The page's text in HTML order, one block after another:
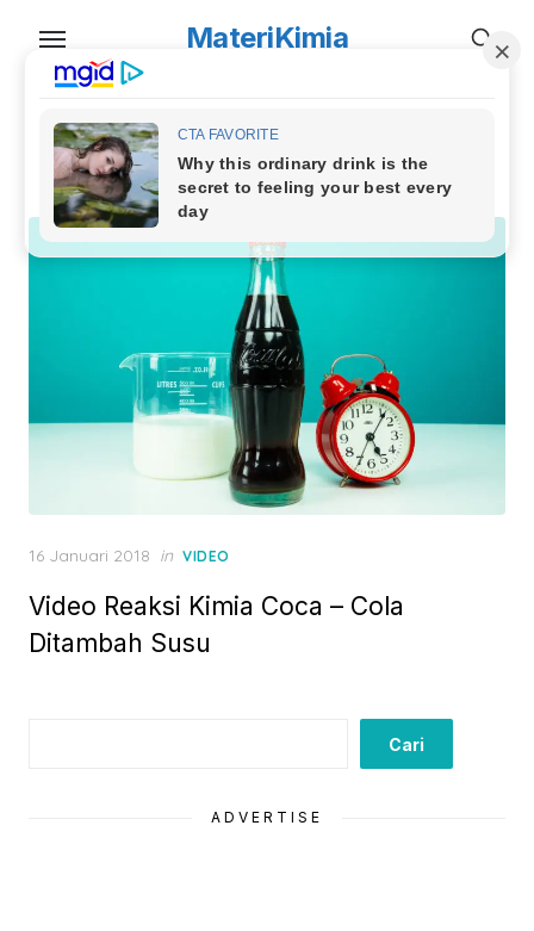
MateriKimia
susu
Posted
16 Januari 2018 in VIDEO
Video Reaksi Kimia Coca – Cola
Ditambah Susu
Cari
ADVERTISE